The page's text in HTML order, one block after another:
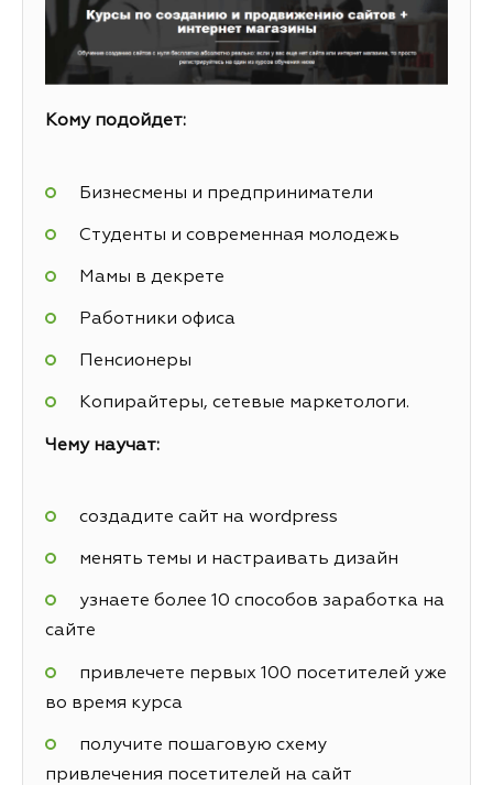
Кому подойдет:
Бизнесмены и предприниматели
Студенты и современная молодежь
Мамы в декрете
Работники офиса
Пенсионеры
Копирайтеры, сетевые маркетологи.
Чему научат:
создадите сайт на wordpress
менять темы и настраивать дизайн
узнаете более 10 способов заработка на
сайте
привлечете первых 100 посетителей уже
во время курса
получите пошаговую схему
привлечения посетителей на сайт